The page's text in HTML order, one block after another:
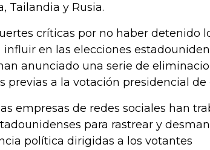
Tailandia y Rusia.
críticas por no haber detenido
influir en las elecciones
anunciado una serie de
previas a la votación presidencial de
empresas de redes sociales han
para rastrear y
política dirigidas a los votantes